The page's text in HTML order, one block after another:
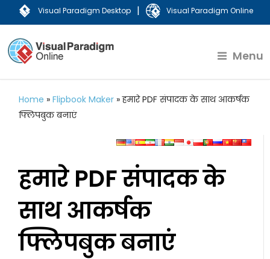
Visual Paradigm Desktop | Visual Paradigm Online
Menu
Home »Flipbook Maker »हमारे PDF संपादक के साथ आकर्षक
फ्लिपबुक बनाएं
हमारे PDF संपादक के
साथ आकर्षक
फ्लिपबुक बनाएं